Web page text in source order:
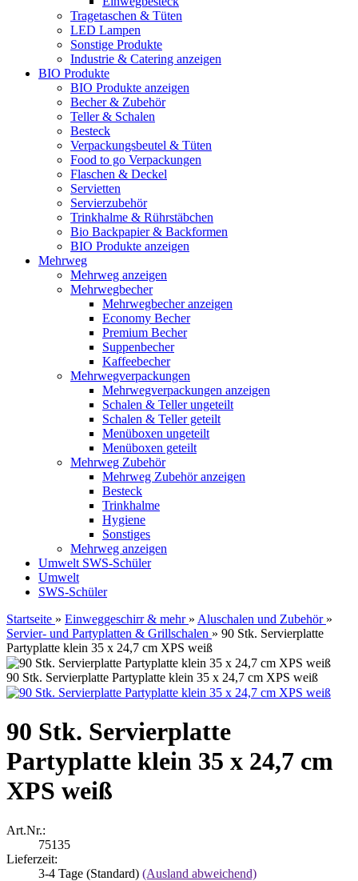
Tragetaschen & Tüten
LED Lampen
Sonstige Produkte
Industrie & Catering anzeigen
BIO Produkte
BIO Produkte anzeigen
Becher & Zubehör
Teller & Schalen
Besteck
Verpackungsbeutel & Tüten
Food to go Verpackungen
Flaschen & Deckel
Servietten
Servierzubehör
Trinkhalme & Rührstäbchen
Bio Backpapier & Backformen
BIO Produkte anzeigen
Mehrweg
Mehrweg anzeigen
Mehrwegbecher
Mehrwegbecher anzeigen
Economy Becher
Premium Becher
Suppenbecher
Kaffeebecher
Mehrwegverpackungen
Mehrwegverpackungen anzeigen
Schalen & Teller ungeteilt
Schalen & Teller geteilt
Menüboxen ungeteilt
Menüboxen geteilt
Mehrweg Zubehör
Mehrweg Zubehör anzeigen
Besteck
Trinkhalme
Hygiene
Sonstiges
Mehrweg anzeigen
Umwelt SWS-Schüler
Umwelt
SWS-Schüler
Startseite » Einweggeschirr & mehr » Aluschalen und Zubehör »
Servier- und Partyplatten & Grillschalen » 90 Stk. Servierplatte
Partyplatte klein 35 x 24,7 cm XPS weiß
90 Stk. Servierplatte Partyplatte klein 35 x 24,7 cm XPS weiß
90 Stk. Servierplatte
Partyplatte klein 35 x 24,7 cm
XPS weiß
Art.Nr.:
75135
Lieferzeit:
3-4 Tage (Standard) (Ausland abweichend)